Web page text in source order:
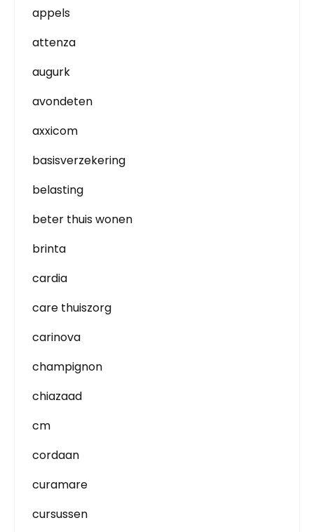
appels
attenza
augurk
avondeten
axxicom
basisverzekering
belasting
beter thuis wonen
brinta
cardia
care thuiszorg
carinova
champignon
chiazaad
cm
cordaan
curamare
cursussen